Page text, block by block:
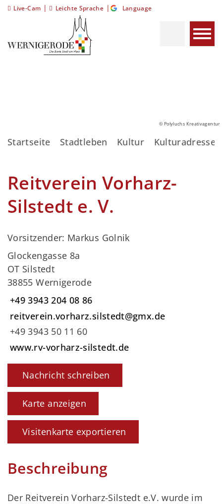
Live-Cam | Leichte Sprache | Language
© Polyluchs Kreativagentur
Startseite Stadtleben Kultur Kulturadressen
Reitverein Vorharz-
Silstedt e. V.
Vorsitzender: Markus Golnik
Glockengasse 8a
OT Silstedt
38855 Wernigerode
+49 3943 204 08 86
reitverein.vorharz.silstedt@gmx.de
+49 3943 50 11 60
www.rv-vorharz-silstedt.de
Nachricht schreiben
Karte anzeigen
Visitenkarte exportieren
Beschreibung
Der Reitverein Vorharz-Silstedt e.V. wurde im